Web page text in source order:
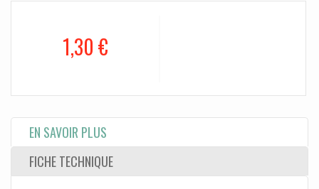
1,30 €
EN SAVOIR PLUS
FICHE TECHNIQUE